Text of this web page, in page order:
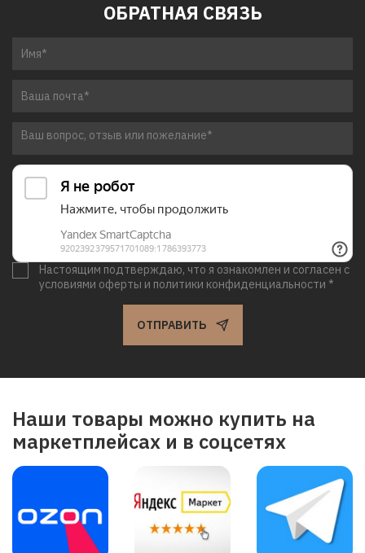
ОБРАТНАЯ СВЯЗЬ
Настоящим подтверждаю, что я ознакомлен и согласен с
условиями оферты и политики конфиденциальности *
ОТПРАВИТЬ
Наши товары можно купить на
маркетплейсах и в соцсетях